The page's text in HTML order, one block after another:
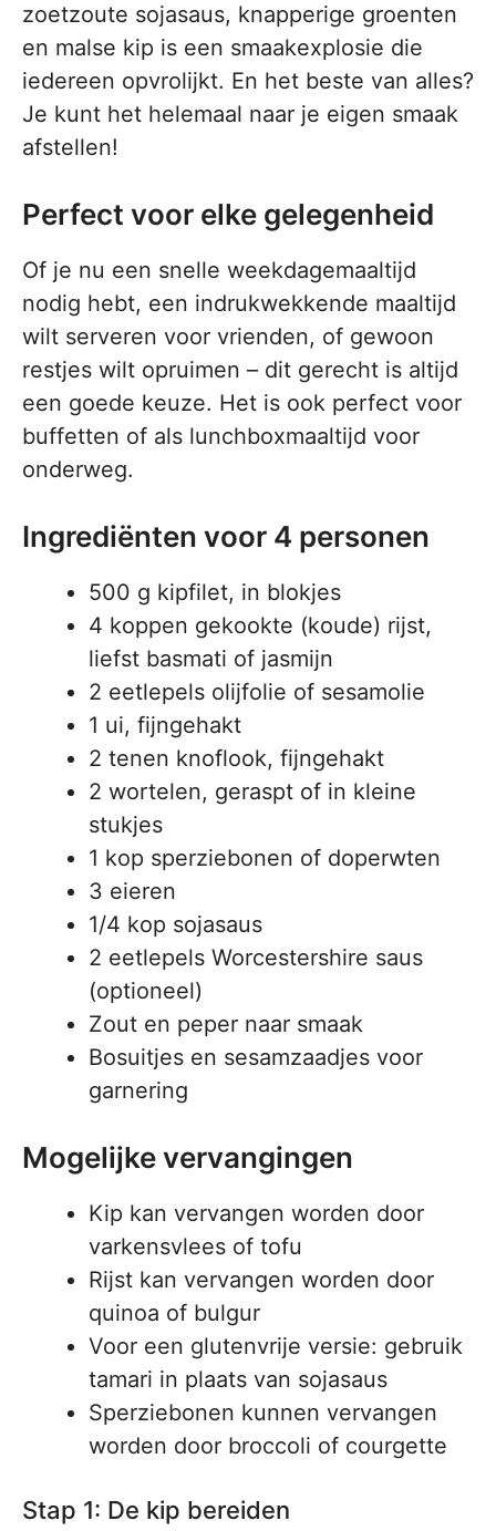
zoetzoute sojasaus, knapperige groenten
en malse kip is een smaakexplosie die
iedereen opvrolijkt. En het beste van alles?
Je kunt het helemaal naar je eigen smaak
afstellen!
Perfect voor elke gelegenheid
Of je nu een snelle weekdagemaaltijd
nodig hebt, een indrukwekkende maaltijd
wilt serveren voor vrienden, of gewoon
restjes wilt opruimen – dit gerecht is altijd
een goede keuze. Het is ook perfect voor
buffetten of als lunchboxmaaltijd voor
onderweg.
Ingrediënten voor 4 personen
500 g kipfilet, in blokjes
4 koppen gekookte (koude) rijst,
liefst basmati of jasmijn
2 eetlepels olijfolie of sesamolie
1 ui, fijngehakt
2 tenen knoflook, fijngehakt
2 wortelen, geraspt of in kleine
stukjes
1 kop sperziebonen of doperwten
3 eieren
1/4 kop sojasaus
2 eetlepels Worcestershire saus
(optioneel)
Zout en peper naar smaak
Bosuitjes en sesamzaadjes voor
garnering
Mogelijke vervangingen
Kip kan vervangen worden door
varkensvlees of tofu
Rijst kan vervangen worden door
quinoa of bulgur
Voor een glutenvrije versie: gebruik
tamari in plaats van sojasaus
Sperziebonen kunnen vervangen
worden door broccoli of courgette
Stap 1: De kip bereiden